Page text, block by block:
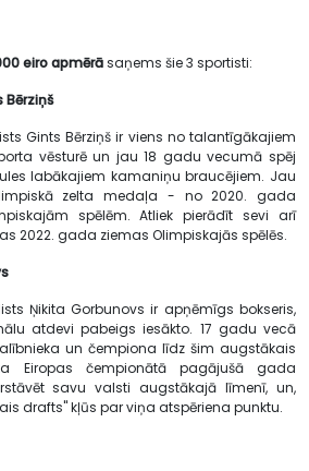
eiro apmērāsaņems šie 3 sportisti:
Bērziņš
Gints Bērziņš ir viens no talantīgākajiem
vēsturē un jau 18 gadu vecumā spēj
labākajiem kamaniņu braucējiem. Jau
zelta medaļa - no 2020. gada
spēlēm. Atliek pierādīt sevi arī
2022. gada ziemas Olimpiskajās spēlēs.
Ņikita Gorbunovs ir apņēmīgs bokseris,
atdevi pabeigs iesākto. 17 gadu vecā
un čempiona līdz šim augstākais
Eiropas čempionātā pagājušā gada
savu valsti augstākajā līmenī, un,
drafts" kļūs par viņa atspēriena punktu.